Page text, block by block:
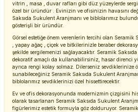
vitrin , masa , duvar rafları gibi düz yüzeylerde
özel bir üründür . Evinizin ve ofisinizin havasını
Saksıda Sukulent Aranjmanı ve biblolarımız
gösterişli bir üründür.
Görsel estetiğe önem verenlerin tercihi olan Seramik
, yapay ağaç , çiçek ve bitkilerinizle beraber
şekilde sergilemenizi sağlayacaktır. Seramik
dekoratif amaçlı da kullanabilirsiniz, hasar direnci
ayrıca rengi kolay solmaz. Dilerseniz sevdiklerinize
sunabileceğiniz Seramik Saksıda Sukulent
biblolarımız sevdiklerinizi özel hissettirecektir.
Ev ve ofis dekorasyonunda modernizmin çizgisini
olarak tasarlanan Seramik Saksıda Sukulent
figürlerimiz estetik formuyla göz dolduruyor. Seramik